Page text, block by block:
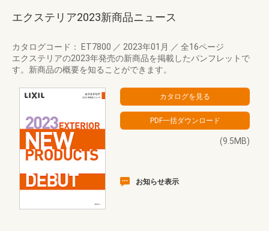
エクステリア2023新商品ニュース
カタログコード： ET7800 ／ 2023年01月 ／ 全16ページ
エクステリアの2023年発売の新商品を掲載したパンフレットで
す。新商品の概要を知ることができます。
(9.5MB)
お知らせ表示